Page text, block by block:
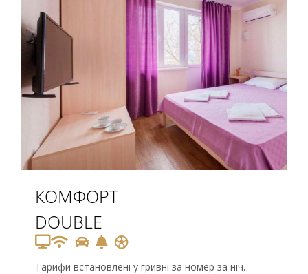
КОМФОРТ
DOUBLE
Тарифи встановлені у гривні за номер за ніч.